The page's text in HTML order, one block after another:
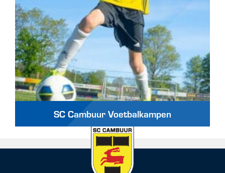
SC Cambuur Voetbalkampen